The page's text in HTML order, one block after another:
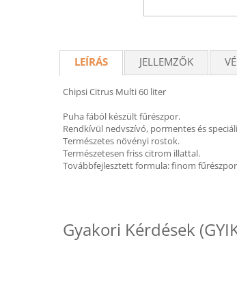
LEÍRÁS JELLEMZŐK
Chipsi Citrus Multi 60 liter
Puha fából készült fűrészpor.
Rendkívül nedvszívó, pormentes és
Természetes növényi rostok.
Természetesen friss citrom illattal.
Továbbfejlesztett formula: finom
Gyakori Kérdések